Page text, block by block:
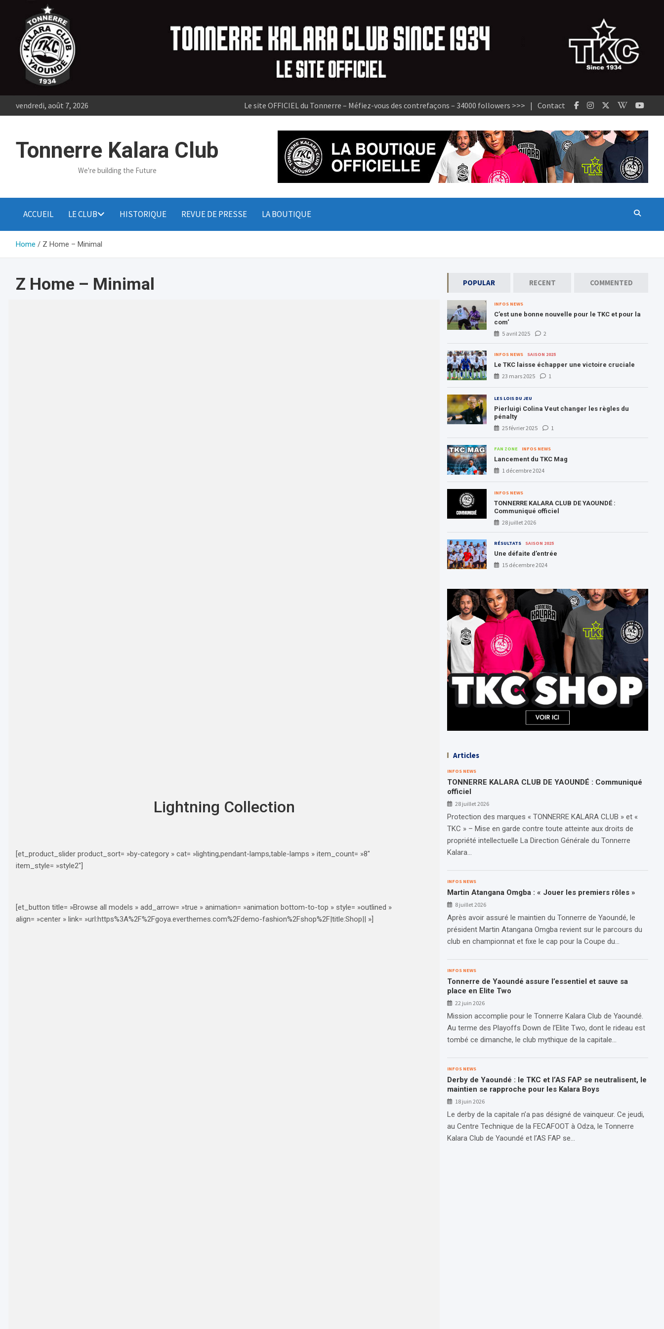
vendredi, août 7, 2026 Le site OFFICIEL du Tonnerre – Méfiez-vous des contrefaçons – 34000 followers >>> Contact
Tonnerre Kalara Club
We're building the Future
ACCUEIL LE CLUB HISTORIQUE REVUE DE PRESSE LA BOUTIQUE
Home Z Home – Minimal
Z Home – Minimal
Lightning Collection
[et_product_slider product_sort= »by-category » cat= »lighting,pendant-lamps,table-lamps » item_count= »8″
item_style= »style2″]
[et_button title= »Browse all models » add_arrow= »true » animation= »animation bottom-to-top » style= »outlined »
align= »center » link= »url:https%3A%2F%2Fgoya.everthemes.com%2Fdemo-fashion%2Fshop%2F|title:Shop|| »]
POPULAR RECENT COMMENTED
INFOS NEWS
C’est une bonne nouvelle pour le TKC et pour la
com‘
5 avril 2025
2
INFOS NEWS SAISON 2025
Le TKC laisse échapper une victoire cruciale
23 mars 2025
1
LES LOIS DU JEU
Pierluigi Colina Veut changer les règles du
pénalty
25 février 2025
1
FAN ZONE INFOS NEWS
Lancement du TKC Mag
1 décembre 2024
INFOS NEWS
TONNERRE KALARA CLUB DE YAOUNDÉ :
Communiqué officiel
28 juillet 2026
RÉSULTATS SAISON 2025
Une défaite d’entrée
15 décembre 2024
Articles
INFOS NEWS
TONNERRE KALARA CLUB DE YAOUNDÉ : Communiqué
officiel
28 juillet 2026
Protection des marques « TONNERRE KALARA CLUB » et «
TKC » – Mise en garde contre toute atteinte aux droits de
propriété intellectuelle La Direction Générale du Tonnerre
Kalara…
INFOS NEWS
Martin Atangana Omgba : « Jouer les premiers rôles »
8 juillet 2026
Après avoir assuré le maintien du Tonnerre de Yaoundé, le
président Martin Atangana Omgba revient sur le parcours du
club en championnat et fixe le cap pour la Coupe du…
INFOS NEWS
Tonnerre de Yaoundé assure l’essentiel et sauve sa
place en Elite Two
22 juin 2026
Mission accomplie pour le Tonnerre Kalara Club de Yaoundé.
Au terme des Playoffs Down de l’Elite Two, dont le rideau est
tombé ce dimanche, le club mythique de la capitale…
INFOS NEWS
Derby de Yaoundé : le TKC et l’AS FAP se neutralisent, le
maintien se rapproche pour les Kalara Boys
18 juin 2026
Le derby de la capitale n’a pas désigné de vainqueur. Ce jeudi,
au Centre Technique de la FECAFOOT à Odza, le Tonnerre
Kalara Club de Yaoundé et l’AS FAP se…